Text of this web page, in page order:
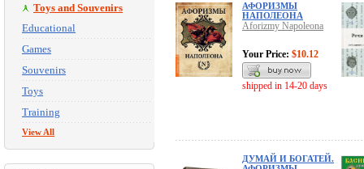
Toys and Souvenirs
Educational
Games
Souvenirs
Toys
Training
View All
АФОРИЗМЫ
НАПОЛЕОНА
Aforizmy Napoleona
Your Price: $10.12
shipped in 14-20 days
ДУМАЙ И БОГАТЕЙ.